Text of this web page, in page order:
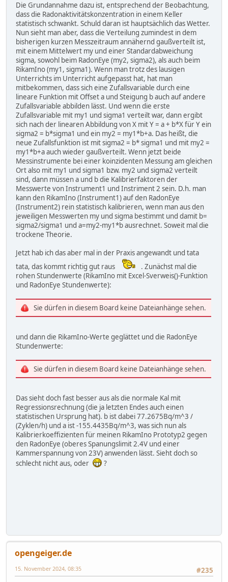
myFile.println();
myFile.flush();
}
Die Grundannahme dazu ist, entsprechend der Beobachtung,
dass die Radonaktivitätskonzentration in einem Keller
statistisch schwankt. Schuld daran ist hauptsächlich das Wetter.
Nun sieht man aber, dass die Verteilung zumindest in dem
bisherigen kurzen Messzeitraum annähernd gaußverteilt ist,
mit einem Mittelwert my und einer Standardabweichung
sigma, sowohl beim RadonEye (my2, sigma2), als auch beim
RikamIno (my1, sigma1). Wenn man trotz des lausigen
Unterrichts im Unterricht aufgepasst hat, hat man
mitbekommen, dass sich eine Zufallsvariable durch eine
lineare Funktion mit Offset a und Steigung b auch auf andere
Zufallsvariable abbilden lässt. Und wenn die erste
Zufallsvariable mit my1 und sigma1 verteilt war, dann ergibt
sich nach der linearen Abbildung von X mit Y = a + b*X für Y ein
sigma2 = b*sigma1 und ein my2 = my1*b+a. Das heißt, die
neue Zufallsfunktion ist mit sigma2 = b* sigma1 und mit my2 =
my1*b+a auch wieder gaußverteilt. Wenn jetzt beide
Messinstrumente bei einer koinzidenten Messung am gleichen
Ort also mit my1 und sigma1 bzw. my2 und sigma2 verteilt
sind, dann müssen a und b die Kalibrierfaktoren der
Messwerte von Instrument1 und Instriment 2 sein. D.h. man
kann den RikamIno (Instrument1) auf den RadonEye
(Instrument2) rein statistisch kalibrieren, wenn man aus den
jeweiligen Messwerten my und sigma bestimmt und damit b=
sigma2/sigma1 und a=my2-my1*b ausrechnet. Soweit mal die
trockene Theorie.
Jetzt hab ich das aber mal in der Praxis angewandt und tata
tata, das kommt richtig gut raus
. Zunächst mal die
rohen Stundenwerte (RikamIno mit Excel-Sverweis()-Funktion
und RadonEye Stundenwerte):
Sie dürfen in diesem Board keine Dateianhänge sehen.
und dann die RikamIno-Werte geglättet und die RadonEye
Stundenwerte:
Sie dürfen in diesem Board keine Dateianhänge sehen.
Das sieht doch fast besser aus als die normale Kal mit
Regressionsrechnung (die ja letzten Endes auch einen
statistischen Ursprung hat). b ist dabei 77.2675Bq/m^3 /
(Zyklen/h) und a ist -155.4435Bq/m^3, was sich nun als
Kalibrierkoeffizienten für meinen RikamIno Prototyp2 gegen
den RadonEye (oberes Spanungslimit 2.4V und einer
Kammerspannung von 23V) anwenden lässt. Sieht doch so
schlecht nicht aus, oder
?
opengeiger.de
#235
15. November 2024, 08:35